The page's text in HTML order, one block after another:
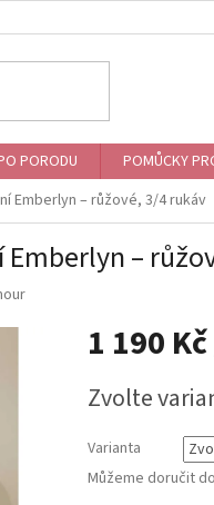
PORODU POMŮCKY
Emberlyn – růžové, 3/4 rukáv
–
1 190 Kč
cena:
Zvolte
Varianta
Můžeme doručit